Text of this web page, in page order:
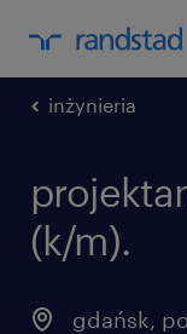
inżynieria
(k/m).
gdańsk,